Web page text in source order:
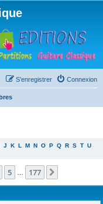
Connexion
S’enregistrer
J K L M N O P Q R S T U
5 177